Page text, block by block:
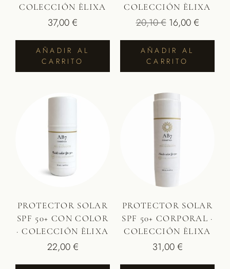
COLECCIÓN ÈLIXA
37,00€
AÑADIR AL
CARRITO
COLECCIÓN ÈLIXA
20,10€ 16,00€
AÑADIR AL
CARRITO
PROTECTOR SOLAR
SPF 50+ CON COLOR
· COLECCIÓN ÈLIXA
22,00€
PROTECTOR SOLAR
SPF 50+ CORPORAL ·
COLECCIÓN ÈLIXA
31,00€